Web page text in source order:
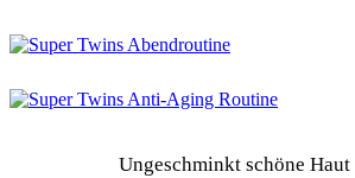
Ungeschminkt schöne Haut